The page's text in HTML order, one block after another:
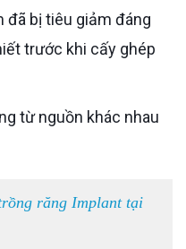
đã bị tiêu giảm đáng
trước khi cấy ghép
răng Implant tại